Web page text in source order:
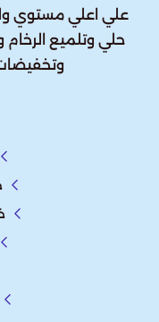
علي اعلي مستوي
حلي وتلميع